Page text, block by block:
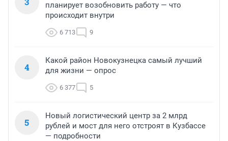
планирует возобновить работу — что
происходит внутри
6 713 9
4
Какой район Новокузнецка самый лучший
для жизни — опрос
6 377 5
5
Новый логистический центр за 2 млрд
рублей и мост для него отстроят в Кузбассе
— подробности